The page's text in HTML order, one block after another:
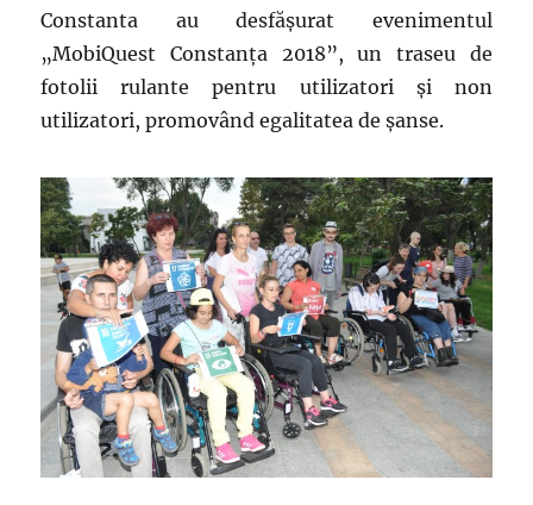
Constanta au desfăşurat evenimentul
„MobiQuest Constanţa 2018”, un traseu de
fotolii rulante pentru utilizatori şi non
utilizatori, promovând egalitatea de şanse.